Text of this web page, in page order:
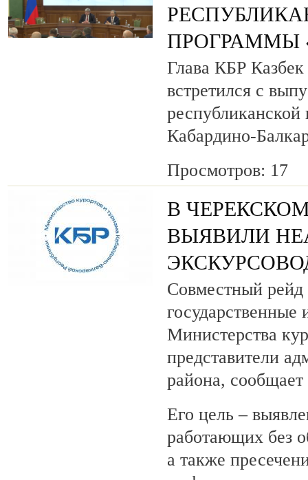
ПРОГРАММЫ
Глава КБР Казбек
встретился с
Кабардино-
Просмотров: 17
В
ВЫЯВИЛИ
Совместный рейд
государственные
Министерства
представители
района,
Его цель –
работающих без
а также